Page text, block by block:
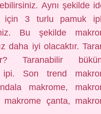
Aynı şekilde
için 3 turlu pamuk
Bu şekilde
daha iyi olacaktır.
Taranabilir
ipi. Son trend
makrome,
makrome çanta,